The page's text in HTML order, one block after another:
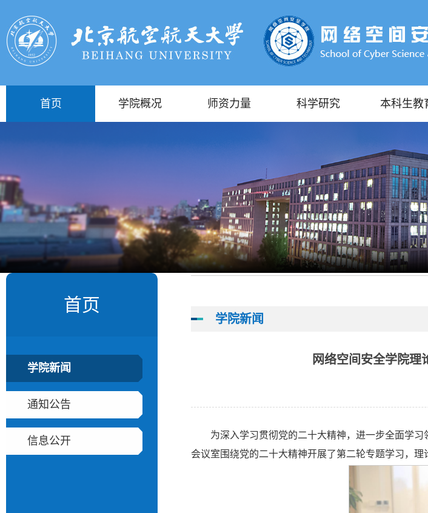
首页 学院概况 师资力量 科学研究 本科生教
首页
学院新闻
通知公告
信息公开
学院新闻
网络空间安全学院理
为深入学习贯彻党的二十大精神，进一步全面学
会议室围绕党的二十大精神开展了第二轮专题学习，